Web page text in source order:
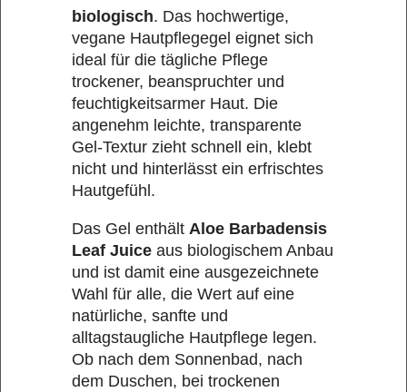
biologisch. Das hochwertige,
vegane Hautpflegegel eignet sich
ideal für die tägliche Pflege
trockener, beanspruchter und
feuchtigkeitsarmer Haut. Die
angenehm leichte, transparente
Gel-Textur zieht schnell ein, klebt
nicht und hinterlässt ein erfrischtes
Hautgefühl.
Das Gel enthält Aloe Barbadensis
Leaf Juice aus biologischem Anbau
und ist damit eine ausgezeichnete
Wahl für alle, die Wert auf eine
natürliche, sanfte und
alltagstaugliche Hautpflege legen.
Ob nach dem Sonnenbad, nach
dem Duschen, bei trockenen